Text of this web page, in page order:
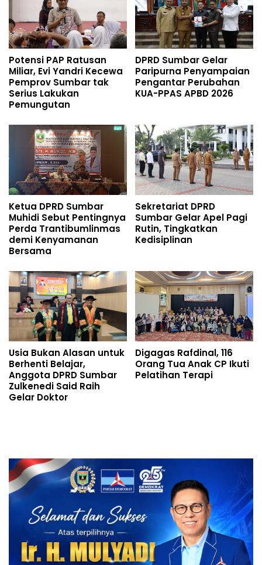
Potensi PAP Ratusan
Miliar, Evi Yandri Kecewa
Pemprov Sumbar tak
Serius Lakukan
Pemungutan
DPRD Sumbar Gelar
Paripurna Penyampaian
Pengantar Perubahan
KUA-PPAS APBD 2026
Ketua DPRD Sumbar
Muhidi Sebut Pentingnya
Perda Trantibumlinmas
demi Kenyamanan
Bersama
Sekretariat DPRD
Sumbar Gelar Apel Pagi
Rutin, Tingkatkan
Kedisiplinan
Usia Bukan Alasan untuk
Berhenti Belajar,
Anggota DPRD Sumbar
Zulkenedi Said Raih
Gelar Doktor
Digagas Rafdinal, 116
Orang Tua Anak CP Ikuti
Pelatihan Terapi